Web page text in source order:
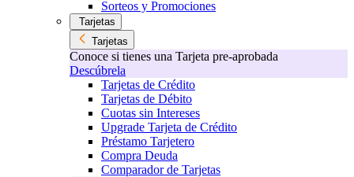
Sorteos y Promociones
Tarjetas
Tarjetas
Conoce si tienes una Tarjeta pre-aprobada
Descúbrela
Tarjetas de Crédito
Tarjetas de Débito
Cuotas sin Intereses
Upgrade Tarjeta de Crédito
Préstamo Tarjetero
Compra Deuda
Comparador de Tarjetas